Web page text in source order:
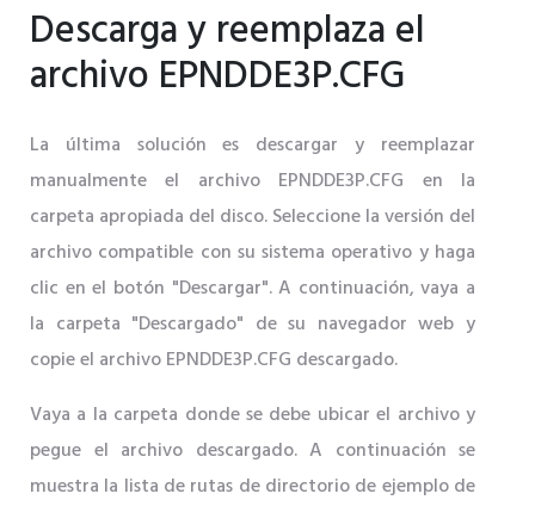
Descarga y reemplaza el
archivo EPNDDE3P.CFG
La última solución es descargar y reemplazar
manualmente el archivo EPNDDE3P.CFG en la
carpeta apropiada del disco. Seleccione la versión del
archivo compatible con su sistema operativo y haga
clic en el botón "Descargar". A continuación, vaya a
la carpeta "Descargado" de su navegador web y
copie el archivo EPNDDE3P.CFG descargado.
Vaya a la carpeta donde se debe ubicar el archivo y
pegue el archivo descargado. A continuación se
muestra la lista de rutas de directorio de ejemplo de